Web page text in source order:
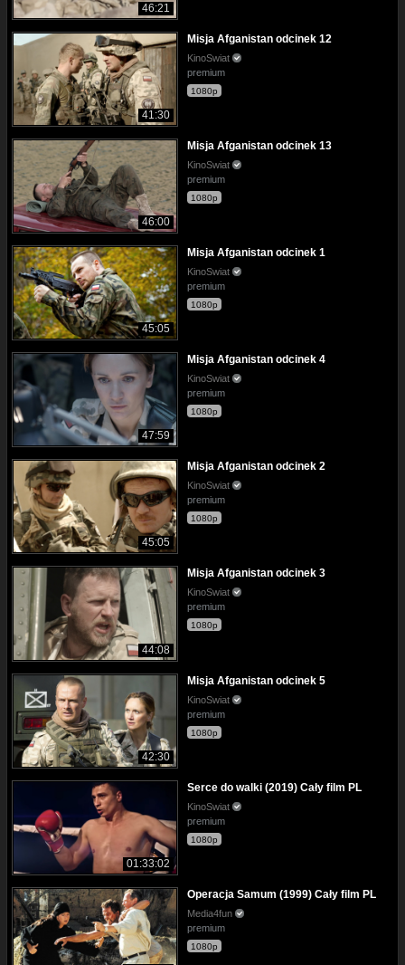
46:21
41:30
Misja Afganistan odcinek 12
KinoSwiat
premium
1080p
46:00
Misja Afganistan odcinek 13
KinoSwiat
premium
1080p
45:05
Misja Afganistan odcinek 1
KinoSwiat
premium
1080p
47:59
Misja Afganistan odcinek 4
KinoSwiat
premium
1080p
45:05
Misja Afganistan odcinek 2
KinoSwiat
premium
1080p
44:08
Misja Afganistan odcinek 3
KinoSwiat
premium
1080p
42:30
Misja Afganistan odcinek 5
KinoSwiat
premium
1080p
01:33:02
Serce do walki (2019) Cały film PL
KinoSwiat
premium
1080p
Operacja Samum (1999) Cały film PL
Media4fun
premium
1080p